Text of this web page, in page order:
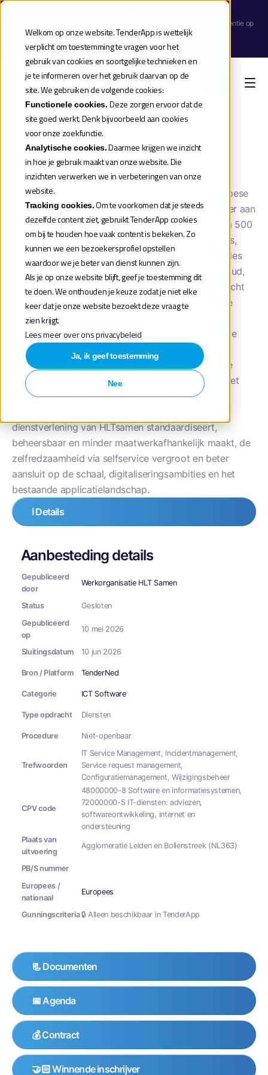
Welkom op onze website. TenderApp is wettelijk
verplicht om toestemming te vragen voor het
gebruik van cookies en soortgelijke technieken en
je te informeren over het gebruik daarvan op de
site. We gebruiken de volgende cookies:
Functionele cookies.Deze zorgen ervoor dat de
site goed werkt. Denk bijvoorbeeld aan cookies
voor onze zoekfunctie.
Analytische cookies.Daarmee krijgen we inzicht
in hoe je gebruik maakt van onze website. Die
inzichten verwerken we in verbeteringen van onze
website.
Tracking cookies.Om te voorkomen dat je steeds
dezelfde content ziet, gebruikt TenderApp cookies
om bij te houden hoe vaak content is bekeken. Zo
kunnen we een bezoekersprofiel opstellen
waardoor we je beter van dienst kunnen zijn.
Als je op onze website blijft, geef je toestemming dit
te doen. We onthouden je keuze zodat je niet elke
keer dat je onze website bezoekt deze vraag te
zien krijgt.
Lees meer over ons privacybeleid
Ja, ik geef toestemming
Nee
| Meld je aan voor de release webinar van onze TenderApp Scale licentie op
donderdag 10 september |
Reserveer je plek
Boek een demo
Home»Aanbestedingen 2026»Itsm oplossing
ITSM Oplossing
Werkorganisatie HLTsamen besteedt via een Europese
procedure de levering, implementatie en het beheer aan
van één volledige SaaS-ITSM-oplossing voor circa 500
eindgebruikers en ongeveer 60 ITSM-behandelaars,
inclusief inrichting, migratie van TOPdesk, integraties
met Microsoft 365, rapportages, hosting, onderhoud,
updates, training en adoptiebegeleiding. De opdracht
betreft een meerjarige SaaS-dienst met een initiële
contractduur van vier jaar en tweemaal een
verlengingsmogelijkheid van twee jaar, waarmee de
financiële omvang samenhangt met licenties,
implementatie, beheer en doorontwikkeling van de
oplossing gedurende maximaal acht jaar. Doel is het
selecteren van een toekomstbestendige, op ITIL-
dienstverlening van HLTsamen standaardiseert,
beheersbaar en minder maatwerkafhankelijk maakt, de
zelfredzaamheid via selfservice vergroot en beter
aansluit op de schaal, digitaliseringsambities en het
bestaande applicatielandschap.
ℹ️ Details
Aanbesteding details
Gepubliceerd
door
Werkorganisatie HLT Samen
Status
Gesloten
Gepubliceerd
op
10 mei 2026
Sluitingsdatum 10 jun 2026
Bron / Platform TenderNed
Categorie ICT Software
Type opdracht Diensten
Procedure Niet-openbaar
Trefwoorden
IT Service Management, Incidentmanagement,
Service request management,
Configuratiemanagement, Wijzigingsbeheer
CPV code
48000000-8 Software en informatiesystemen,
72000000-5 IT-diensten: adviezen,
softwareontwikkeling, internet en
ondersteuning
Plaats van
uitvoering
Agglomeratie Leiden en Bollenstreek (NL363)
PB/S nummer
Europees /
nationaal
Europees
Gunningscriteria🔒 Alleen beschikbaar in TenderApp
📃 Documenten
📅 Agenda
💰 Contract
🤝🏻 Winnende inschrijver